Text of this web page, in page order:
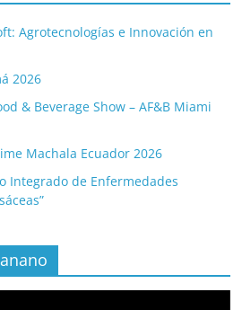
Agrotecnologías e Innovación en
2026
& Beverage Show – AF&B Miami
Machala Ecuador 2026
Integrado de Enfermedades